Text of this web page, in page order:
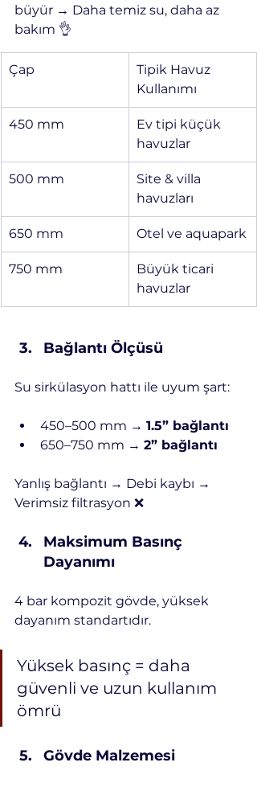
büyür → Daha temiz su, daha az
bakım 👌
Çap
Tipik Havuz
Kullanımı
450 mm
Ev tipi küçük
havuzlar
500 mm
Site & villa
havuzları
650 mm Otel ve aquapark
750 mm
Büyük ticari
havuzlar
Bağlantı Ölçüsü
Su sirkülasyon hattı ile uyum şart:
450–500 mm → 1.5” bağlantı
650–750 mm → 2” bağlantı
Yanlış bağlantı → Debi kaybı →
Verimsiz filtrasyon ❌
Maksimum Basınç
Dayanımı
4 bar kompozit gövde, yüksek
dayanım standartıdır.
Yüksek basınç = daha
güvenli ve uzun kullanım
ömrü
Gövde Malzemesi